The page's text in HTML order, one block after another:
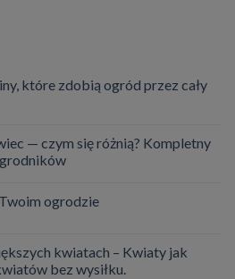
które zdobią ogród przez cały
— czym się różnią? Kompletny
ogrodzie
kwiatach – Kwiaty jak
bez wysiłku.